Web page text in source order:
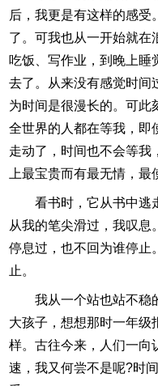
后，我更是有这样的感受
了。可我也从一开始就在
吃饭、写作业，到晚上睡
去了。从来没有感觉时间
为时间是很漫长的。可此
全世界的人都在等我，即
走动了，时间也不会等我
上最宝贵而有最无情，最
看书时，它从书中逃
从我的笔尖滑过，我叹息
停息过，也不回为谁停止
止。
我从一个站也站不稳
大孩子，想想那时一年级
样。古往今来，人们一向
速，我又何尝不是呢?时